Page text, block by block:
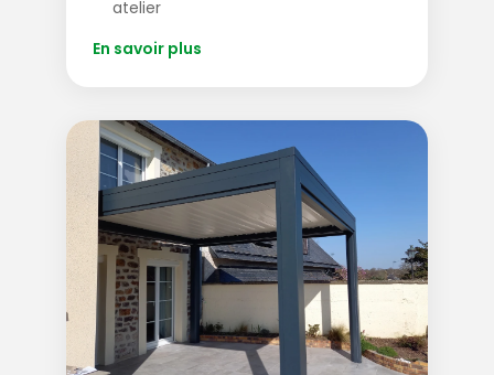
atelier
En savoir plus